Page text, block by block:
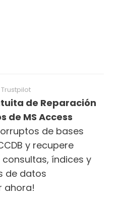
Trustpilot
de Reparación
de MS Access
de bases
y recupere
índices y
de datos
ahora!